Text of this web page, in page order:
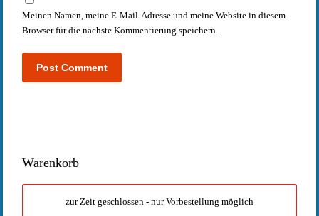
Meinen Namen, meine E-Mail-Adresse und meine Website in diesem
Browser für die nächste Kommentierung speichern.
Warenkorb
zur Zeit geschlossen - nur Vorbestellung möglich